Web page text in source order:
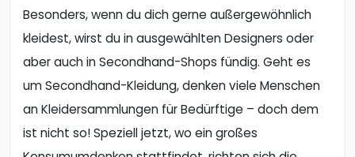
an Kleidersammlungen für Bedürftige – doch dem
ist nicht so! Speziell jetzt, wo ein großes
Konsumumdenken stattfindet, richten sich die
Trends nach Vintage-Klamotten oder jenen, die
zumindest so aussehen.